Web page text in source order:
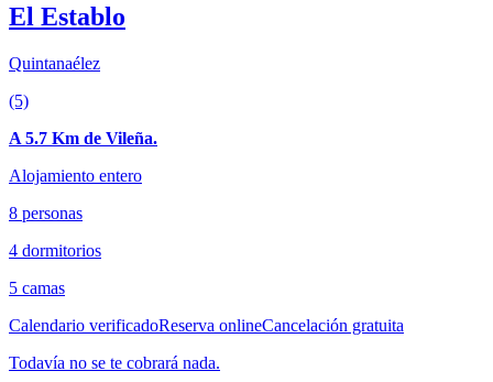
El Establo
Quintanaélez
(5)
A 5.7 Km de Vileña.
Alojamiento entero
8 personas
4 dormitorios
5 camas
Calendario verificadoReserva onlineCancelación gratuita
Todavía no se te cobrará nada.